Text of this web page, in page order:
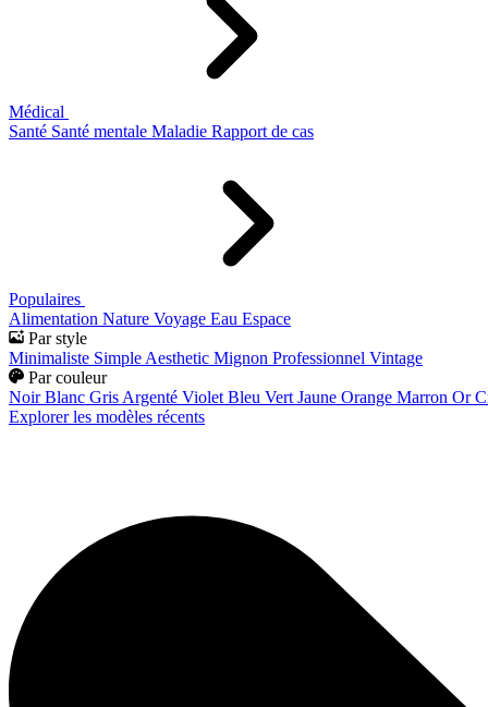
Médical
Santé Santé mentale Maladie Rapport de cas
Populaires
Alimentation Nature Voyage Eau Espace
Par style
Minimaliste Simple Aesthetic Mignon Professionnel Vintage
Par couleur
Noir Blanc Gris Argenté Violet Bleu Vert Jaune Orange Marron Or
Explorer les modèles récents